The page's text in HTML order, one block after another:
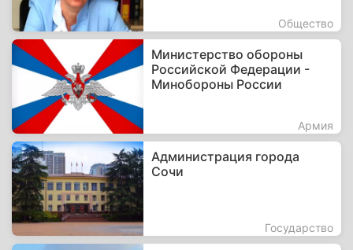
Общество
Министерство обороны
Российской Федерации -
Минобороны России
Армия
Администрация города
Сочи
Государство